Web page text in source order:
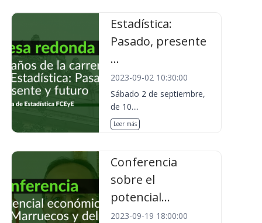
Estadística:
Pasado, presente
...
2023-09-02 10:30:00
Sábado 2 de septiembre,
de 10....
Leer más
Conferencia
sobre el
potencial...
2023-09-19 18:00:00